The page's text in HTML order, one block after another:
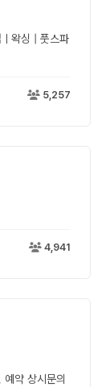
왁싱 | 풋스파
5,257
4,941
약 상시문의